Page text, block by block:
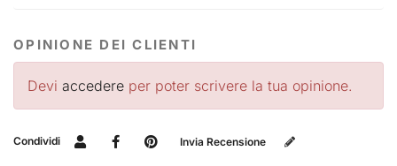
OPINIONE DEI CLIENTI
Devi accedere per poter scrivere la tua opinione.
Condividi Invia Recensione